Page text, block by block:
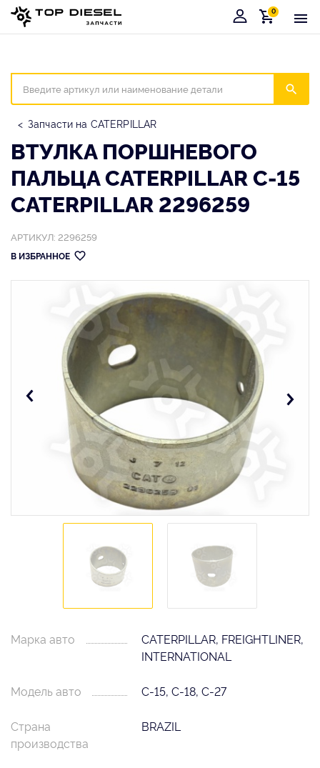
Корзина
0
Запчасти на CATERPILLAR
ВТУЛКА ПОРШНЕВОГО
ПАЛЬЦА CATERPILLAR C-15
CATERPILLAR 2296259
АРТИКУЛ: 2296259
В ИЗБРАННОЕ
Марка авто
CATERPILLAR, FREIGHTLINER,
INTERNATIONAL
Модель авто C-15, C-18, C-27
Страна
производства
BRAZIL